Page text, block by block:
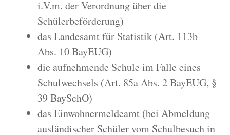
i.V.m. der Verordnung über die
Schülerbeförderung)
das Landesamt für Statistik (Art. 113b
Abs. 10 BayEUG)
die aufnehmende Schule im Falle eines
Schulwechsels (Art. 85a Abs. 2 BayEUG, §
39 BaySchO)
das Einwohnermeldeamt (bei Abmeldung
ausländischer Schüler vom Schulbesuch in